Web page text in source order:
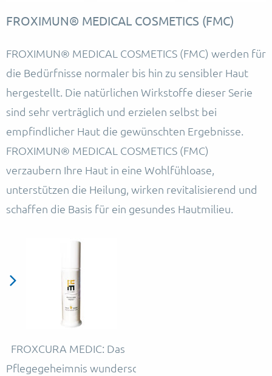
FROXIMUN® MEDICAL COSMETICS (FMC)
FROXIMUN® MEDICAL COSMETICS (FMC) werden für
die Bedürfnisse normaler bis hin zu sensibler Haut
hergestellt. Die natürlichen Wirkstoffe dieser Serie
sind sehr verträglich und erzielen selbst bei
empfindlicher Haut die gewünschten Ergebnisse.
FROXIMUN® MEDICAL COSMETICS (FMC)
verzaubern Ihre Haut in eine Wohlfühloase,
unterstützen die Heilung, wirken revitalisierend und
schaffen die Basis für ein gesundes Hautmilieu.
FROXCURA MEDIC: Das
Pflegegeheimnis wunderschöner